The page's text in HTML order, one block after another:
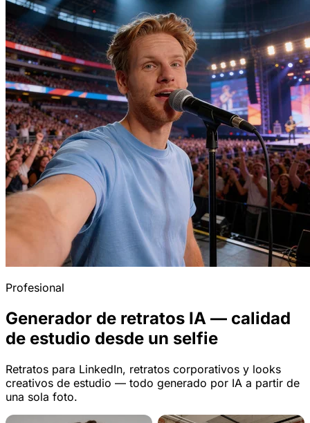
Profesional
Generador de retratos IA — calidad
de estudio desde un selfie
Retratos para LinkedIn, retratos corporativos y looks
creativos de estudio — todo generado por IA a partir de
una sola foto.